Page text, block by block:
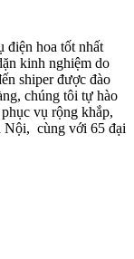
điện hoa tốt nhất
kinh nghiệm do
shiper được đào
chúng tôi tự hào
vụ rộng khắp,
Nội, cùng với 65 đại